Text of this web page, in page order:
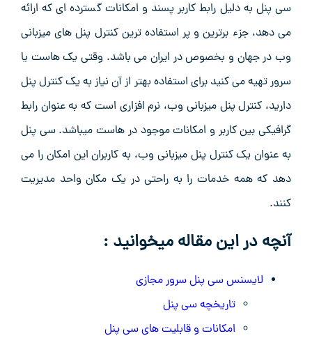
سی پنل به دلیل رابط کاربر پسند و امکانات گسترده ای که ارائه
می دهد، جزء برترین و پر استفاده ترین کنترل پنل های میزبانی
وب در جهان و بخصوص در ایران می باشد. وقتی یک هاست یا
سرور تهیه می کنید برای استفاده بهتر از آن نیاز به یک کنترل پنل
دارید، کنترل پنل میزبانی وب، نرم افزاری است که به عنوان رابط
گرافیکی بین کاربر و امکانات موجود در هاست میباشد. سی پنل
به عنوان یک کنترل پنل میزبانی وب، به کاربران این امکان را می
دهد که همه خدمات را به راحتی در یک مکان واحد مدیریت
کنند.
آنچه در این مقاله میخوانید :
لایسنس سی پنل سرور مجازی
تاریخچه سی پنل
امکانات و قابلیت های سی پنل